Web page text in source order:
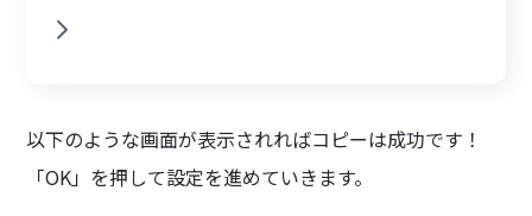
以下のような画面が表示されればコピーは成功です！
「OK」を押して設定を進めていきます。